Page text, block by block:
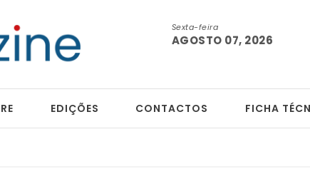
Sexta-feira
AGOSTO 07, 2026
EDIÇÕES CONTACTOS FICHA